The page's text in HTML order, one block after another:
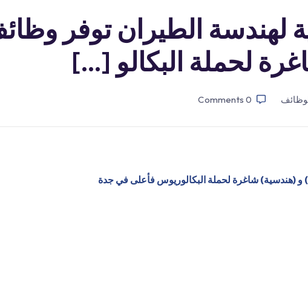
لهندسة الطيران توفر
لحملة البكالو […]
0
Comments
و (هندسية) شاغرة لحملة البكالوريوس فأعلى في جدة